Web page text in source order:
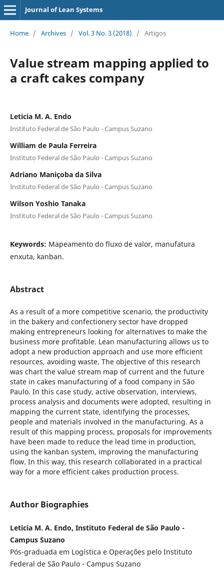
Journal of Lean Systems
Home / Archives / Vol. 3 No. 3 (2018) / Artigos
Value stream mapping applied to
a craft cakes company
Leticia M. A. Endo
Instituto Federal de São Paulo - Campus Suzano
William de Paula Ferreira
Instituto Federal de São Paulo - Campus Suzano
Adriano Maniçoba da Silva
Instituto Federal de São Paulo - Campus Suzano
Wilson Yoshio Tanaka
Instituto Federal de São Paulo - Campus Suzano
Keywords: Mapeamento do fluxo de valor, manufatura
enxuta, kanban.
Abstract
As a result of a more competitive scenario, the productivity
in the bakery and confectionery sector have dropped
making entrepreneurs looking for alternatives to make the
business more profitable. Lean manufacturing allows us to
adopt a new production approach and use more efficient
resources, avoiding waste. The objective of this research
was chart the value stream map of current and the future
state in cakes manufacturing of a food company in São
Paulo. In this case study, active observation, interviews,
process analysis and documents were adopted, resulting in
mapping the current state, identifying the processes,
people and materials involved in the manufacturing. As a
result of this mapping process, proposals for improvements
have been made to reduce the lead time in production,
using the kanban system, improving the manufacturing
flow. In this way, this research collaborated in a practical
way for a more efficient cakes production process.
Author Biographies
Leticia M. A. Endo, Instituto Federal de São Paulo -
Campus Suzano
Pós-graduada em Logística e Operações pelo Instituto
Federal de São Paulo - Campus Suzano